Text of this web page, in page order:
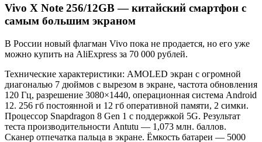
Vivo X Note 256/12GB — китайский смартфон с
самым большим экраном
В России новый флагман Vivo пока не продается, но его уже
можно купить на AliExpress за 70 000 рублей.
Технические характеристики: AMOLED экран с огромной
диагональю 7 дюймов с вырезом в экране, частота обновления
120 Гц, разрешение 3080×1440, операционная система Android
12. 256 гб постоянной и 12 гб оперативной памяти, 2 симки.
Процессор Snapdragon 8 Gen 1 с поддержкой 5G. Результат
теста производительности Antutu — 1,073 млн. баллов.
Сканер отпечатка пальца в экране. Ёмкость батареи — 5000